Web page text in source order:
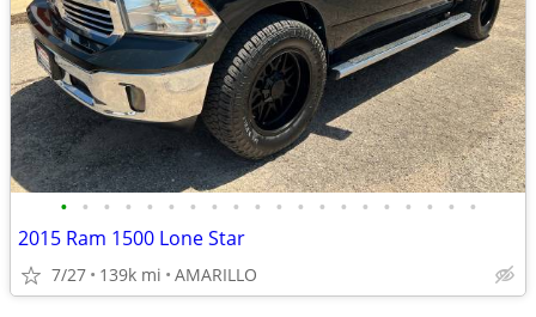
• • • • • • • • • • • • • • • • • • • •
2015 Ram 1500 Lone Star
7/27 139k mi AMARILLO